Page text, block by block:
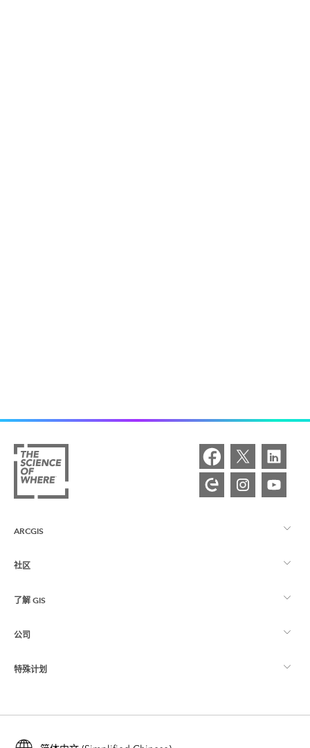
ARCGIS
ArcGIS 概览
制图
社区
Esri 社区
ArcGIS 博客
用户研究和测试
了解 GIS
什么是 GIS？
位置智能
培训
公司
关于 Esri
特殊计划
ArcGIS for Student Use